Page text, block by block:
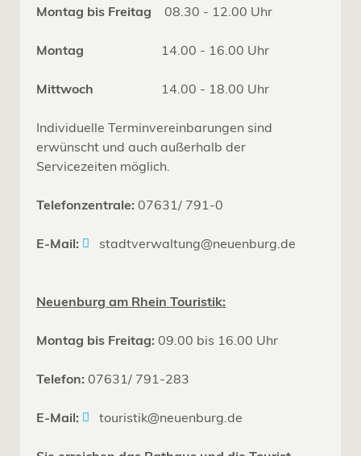
Montag bis Freitag 08.30 - 12.00 Uhr
Montag 14.00 - 16.00 Uhr
Mittwoch 14.00 - 18.00 Uhr
Individuelle Terminvereinbarungen sind
erwünscht und auch außerhalb der
Servicezeiten möglich.
Telefonzentrale: 07631/ 791-0
E-Mail: stadtverwaltung@neuenburg.de
Neuenburg am Rhein Touristik:
Montag bis Freitag: 09.00 bis 16.00 Uhr
Telefon: 07631/ 791-283
E-Mail: touristik@neuenburg.de